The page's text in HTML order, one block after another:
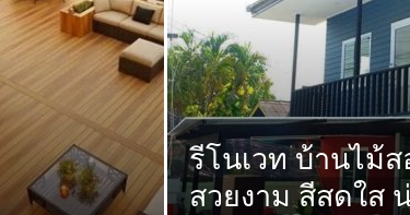
รีโนเวท บ้านไม้
สวยงาม สีสดใส